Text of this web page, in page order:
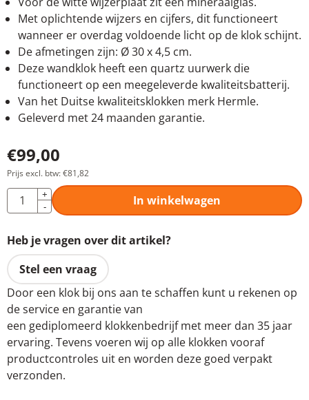
Met oplichtende wijzers en cijfers, dit functioneert
wanneer er overdag voldoende licht op de klok schijnt.
De afmetingen zijn: Ø 30 x 4,5 cm.
Deze wandklok heeft een quartz uurwerk die
functioneert op een meegeleverde kwaliteitsbatterij.
Van het Duitse kwaliteitsklokken merk Hermle.
Geleverd met 24 maanden garantie.
€99,00
Prijs excl. btw:€81,82
Aantal
+
-
In winkelwagen
Heb je vragen over dit artikel?
Stel een vraag
Door een klok bij ons aan te schaffen kunt u rekenen op
de service en garantie van
een gediplomeerd klokkenbedrijf met meer dan 35 jaar
ervaring. Tevens voeren wij op alle klokken vooraf
productcontroles uit en worden deze goed verpakt
verzonden.